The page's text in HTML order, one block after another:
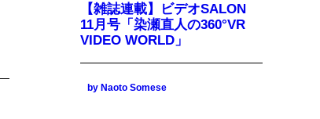
【雑誌連載】ビデオSALON
11月号「染瀬直人の360°VR
VIDEO WORLD」
by Naoto Somese